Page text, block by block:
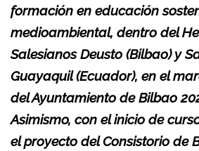
formación en educación
medioambiental, dentro del
Salesianos Deusto (Bilbao) y
Guayaquil (Ecuador), en el
del Ayuntamiento de Bilbao
Asimismo, con el inicio de
el proyecto del Consistorio de